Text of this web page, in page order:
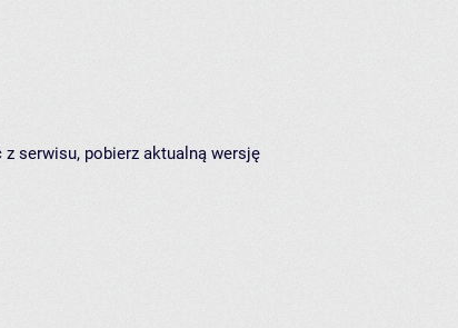
z serwisu, pobierz aktualną wersję